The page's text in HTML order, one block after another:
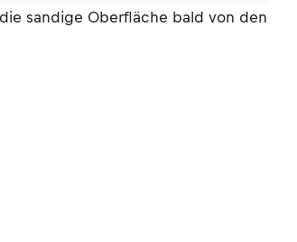
sandige Oberfläche bald von den